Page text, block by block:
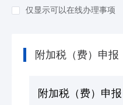
仅显示可以在线办理事项
附加税（费）申报
附加税（费）申报